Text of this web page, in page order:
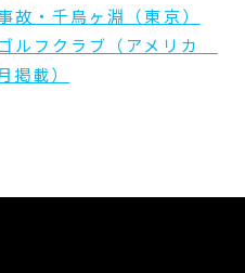
故・千鳥ヶ淵（東京）
ルフクラブ（アメリカ
載）